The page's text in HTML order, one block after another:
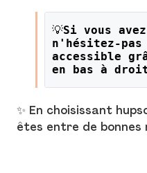
💡Si vous
n'hésitez-
accessible
en bas à
✨ En choisissant
êtes entre de bonnes